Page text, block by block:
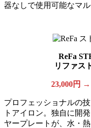
器なしで使用可能なマ
ReFa
リファス
23,000円 →
プロフェッショナルの
トアイロン。独自に開
ヤープレートが、水・